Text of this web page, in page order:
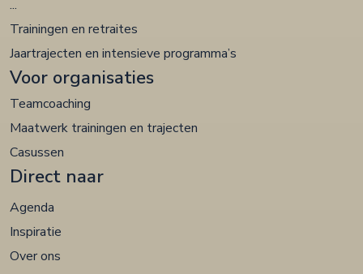
...
Trainingen en retraites
Jaartrajecten en intensieve programma’s
Voor organisaties
Teamcoaching
Maatwerk trainingen en trajecten
Casussen
Direct naar
Agenda
Inspiratie
Over ons